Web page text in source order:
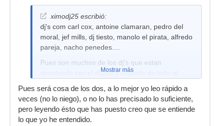
ximodj25 escribió:
dj's com carl cox, antoine clamaran, pedro del
moral, jef mills, dj tiesto, manolo el pirata, alfredo
pareja, nacho penedes....
Pues son muchos de los dj's que estan
apostando por el digital y dejando de lado el
Mostrar más
Pues será cosa de los dos, a lo mejor yo leo rápido a
veces (no lo niego), o no lo has precisado lo suficiente,
pero leyendo ésto que has puesto creo que se entiende
lo que yo he entendido.